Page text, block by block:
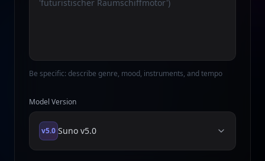
Be specific: describe genre, mood, instruments, and tempo
Model Version
v5.0 Suno v5.0